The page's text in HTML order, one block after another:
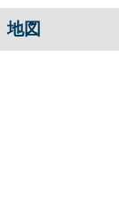
地図